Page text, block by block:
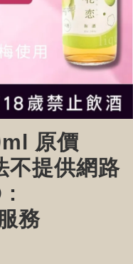
原價
不提供網路
:
務